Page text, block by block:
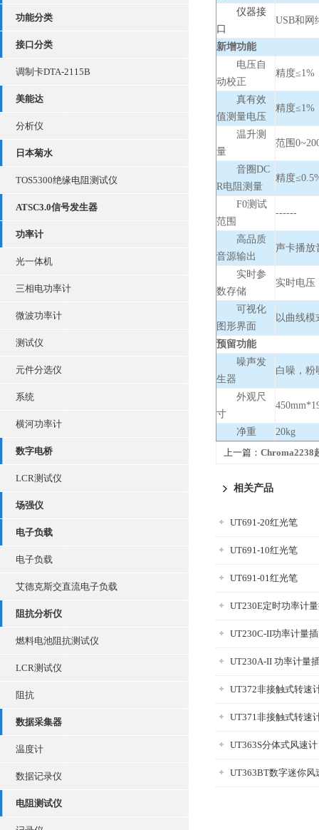
功能分类
接口分类
调制卡DTA-2115B
美能达
分析仪
日本菊水
TOS5300绝缘电阻测试仪
ATSC3.0信号发生器
功率计
光一体机
三相电功率计
微波功率计
测试仪
元件分选仪
系统
横河功率计
数字电桥
LCR测试仪
场强仪
电子负载
电子负载
艾德克斯交直流电子负载
阻抗分析仪
燃料电池阻抗测试仪
LCR测试仪
阻抗
数据采集器
温度计
数据记录仪
电阻测试仪
仪器接
口
USB和网
新增功能
电压自
动校正
精度≤1%
真有效
值测量电压
精度≤1%
温升测
量
范围
音圈DC
R电阻测量
精度
F0测试
范围
------
高品质
音源输出
声卡播放
实时参
数存储
实时电压
可视化
图形界面
以曲线模
预留功能
噪声发
生器
白噪，粉
外观尺
寸
净重
20kg
上一篇： Chroma2238
相关产品
UT691-20红光笔
UT691-10红光笔
UT691-01红光笔
UT230E定时功率计
UT230C-II功率计量
UT230A-II 功率计量
UT372非接触式转速
UT371非接触式转速
UT363S分体式风速计
UT363BT数字迷你风